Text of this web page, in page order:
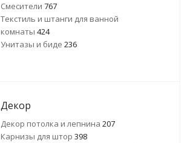
Смесители 767
Текстиль и штанги для ванной
комнаты 424
Унитазы и биде 236
Декор
Декор потолка и лепнина 207
Карнизы для штор 398